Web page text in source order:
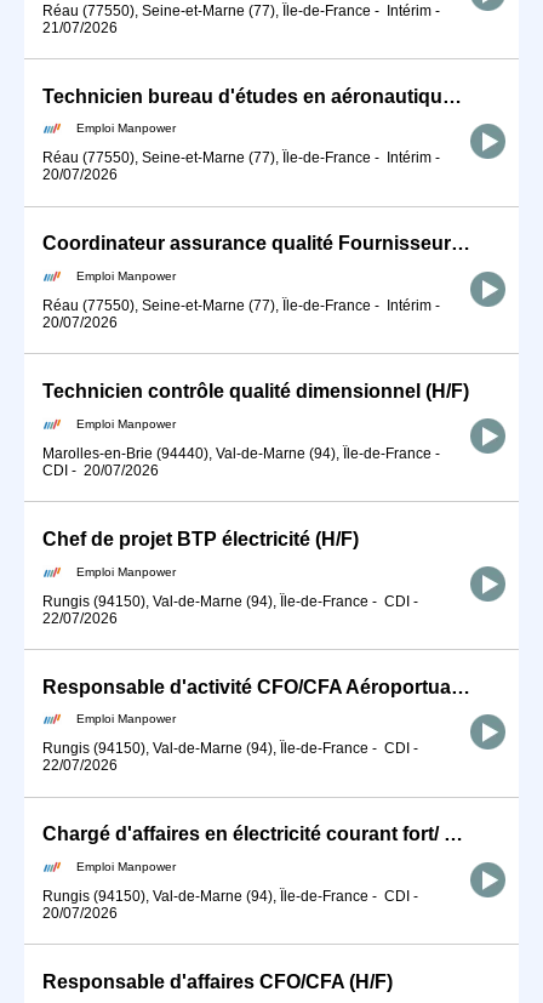
Réau (77550), Seine-et-Marne (77), Île-de-France - Intérim -
21/07/2026
Technicien bureau d'études en aéronautique (H/F)
Emploi Manpower
Réau (77550), Seine-et-Marne (77), Île-de-France - Intérim -
20/07/2026
Coordinateur assurance qualité Fournisseurs (H/F)
Emploi Manpower
Réau (77550), Seine-et-Marne (77), Île-de-France - Intérim -
20/07/2026
Technicien contrôle qualité dimensionnel (H/F)
Emploi Manpower
Marolles-en-Brie (94440), Val-de-Marne (94), Île-de-France -
CDI - 20/07/2026
Chef de projet BTP électricité (H/F)
Emploi Manpower
Rungis (94150), Val-de-Marne (94), Île-de-France - CDI -
22/07/2026
Responsable d'activité CFO/CFA Aéroportuaire (H/F)
Emploi Manpower
Rungis (94150), Val-de-Marne (94), Île-de-France - CDI -
22/07/2026
Chargé d'affaires en électricité courant fort/ Courant Faible (H/F)
Emploi Manpower
Rungis (94150), Val-de-Marne (94), Île-de-France - CDI -
20/07/2026
Responsable d'affaires CFO/CFA (H/F)